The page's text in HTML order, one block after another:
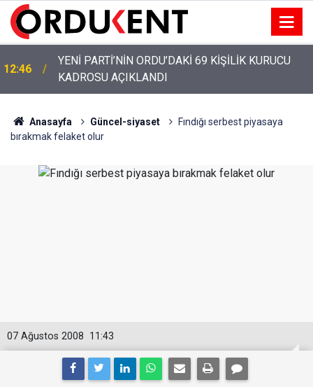
12:46
YENİ PARTİ’NİN ORDU’DAKİ 69 KİŞİLİK KURUCU
KADROSU AÇIKLANDI
Anasayfa Güncel-siyaset
Fındığı serbest piyasaya
bırakmak felaket olur
11:43
07 Ağustos 2008